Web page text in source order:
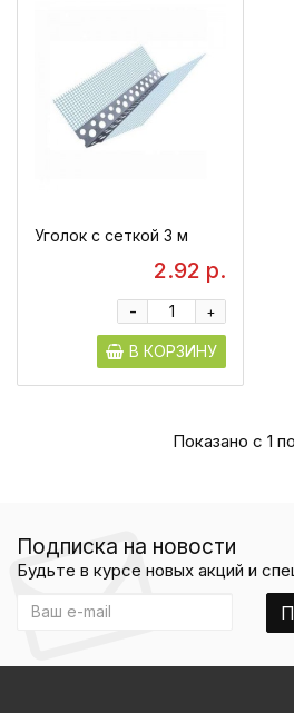
Уголок с сеткой 3 м
2.92 р.
+
-
В КОРЗИНУ
Показано с 1
Подписка на новости
Будьте в курсе новых акций и